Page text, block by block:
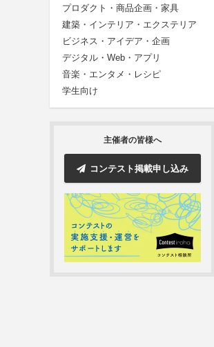
プロダクト・商品企画・家具
建築・インテリア・エクステリア
ビジネス・アイデア・企画
デジタル・Web・アプリ
音楽・エンタメ・レシピ
学生向け
主催者の皆様へ
コンテスト掲載申し込み